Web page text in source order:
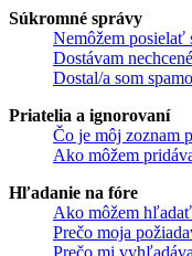
Súkromné správy
Nemôžem posielať
Dostávam
Dostal/a som
Priatelia a ignorovaní
Čo je môj zoznam
Ako môžem
Hľadanie na fóre
Ako môžem
Prečo moja